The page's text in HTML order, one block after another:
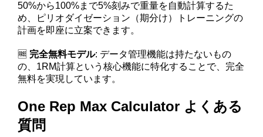
50%から100%まで5%刻みで重量を自動計算するた
め、ピリオダイゼーション（期分け）トレーニングの
計画を即座に立案できます。
🆓 完全無料モデル: データ管理機能は持たないもの
の、1RM計算という核心機能に特化することで、完全
無料を実現しています。
One Rep Max Calculator よくある
質問